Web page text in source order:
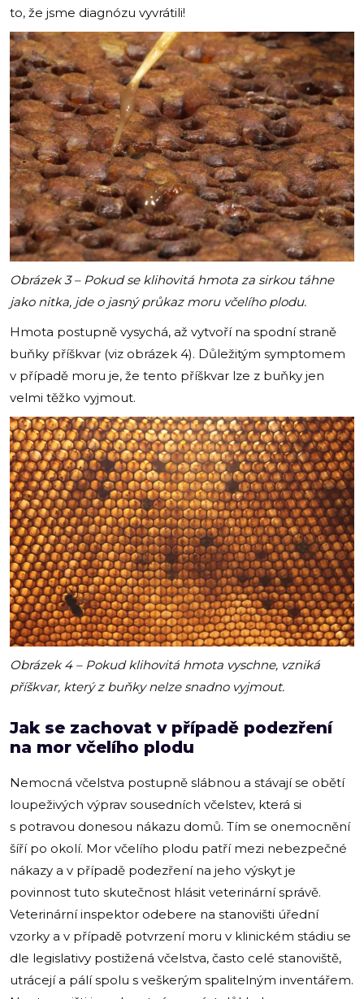
to, že jsme diagnózu vyvrátili!
Obrázek 3 – Pokud se klihovitá hmota za sirkou táhne
jako nitka, jde o jasný průkaz moru včelího plodu.
Hmota postupně vysychá, až vytvoří na spodní straně
buňky příškvar (viz obrázek 4). Důležitým symptomem
v případě moru je, že tento příškvar lze z buňky jen
velmi těžko vyjmout.
Obrázek 4 – Pokud klihovitá hmota vyschne, vzniká
příškvar, který z buňky nelze snadno vyjmout.
Jak se zachovat v případě podezření
na mor včelího plodu
Nemocná včelstva postupně slábnou a stávají se obětí
loupeživých výprav sousedních včelstev, která si
s potravou donesou nákazu domů. Tím se onemocnění
šíří po okolí. Mor včelího plodu patří mezi nebezpečné
nákazy a v případě podezření na jeho výskyt je
povinnost tuto skutečnost hlásit veterinární správě.
Veterinární inspektor odebere na stanovišti úřední
vzorky a v případě potvrzení moru v klinickém stádiu se
dle legislativy postižená včelstva, často celé stanoviště,
utrácejí a pálí spolu s veškerým spalitelným inventářem.